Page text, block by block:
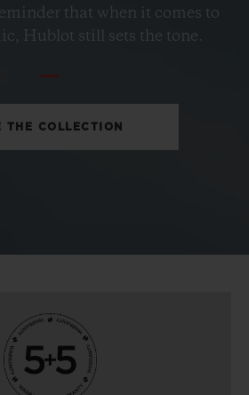
•
that when it comes to
Hublot still sets the tone.
THE COLLECTION